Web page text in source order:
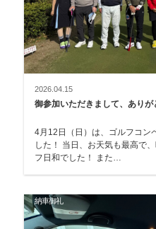
2026.04.15
御参加いただきまして、ありが
4月12日（日）は、ゴルフコン
した！ 当日、お天気も最高で、暖かく、風もなく、絶好のゴル
フ日和でした！ また…
納車御礼